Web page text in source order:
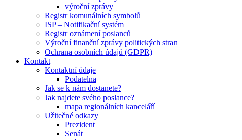
výroční zprávy
Registr komunálních symbolů
ISP – Notifikační systém
Registr oznámení poslanců
Výroční finanční zprávy politických stran
Ochrana osobních údajů (GDPR)
Kontakt
Kontaktní údaje
Podatelna
Jak se k nám dostanete?
Jak najdete svého poslance?
mapa regionálních kanceláří
Užitečné odkazy
Prezident
Senát